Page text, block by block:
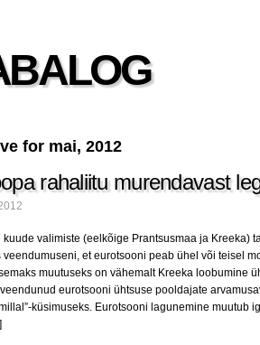
for mai, 2012
rahaliitu murendavast
kuude valimiste (eelkõige Prantsusmaa ja Kreeka)
veendumuseni, et eurotsooni peab ühel või teisel
muutuseks on vähemalt Kreeka loobumine
eurotsooni ühtsuse pooldajate
küsimuseks. Eurotsooni lagunemine muutub